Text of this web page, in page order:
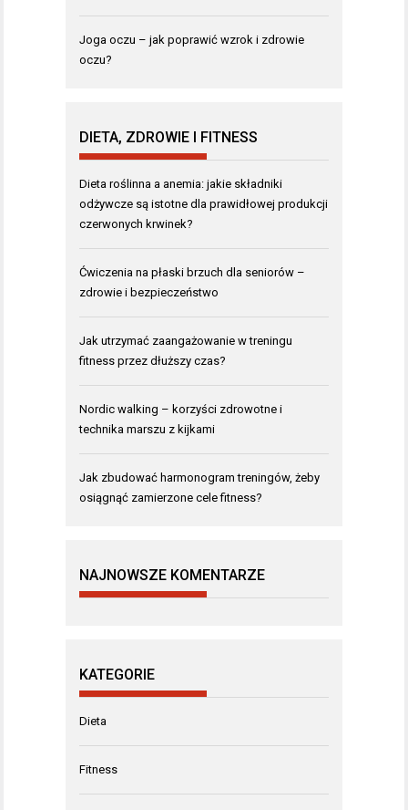
Joga oczu – jak poprawić wzrok i zdrowie
oczu?
DIETA, ZDROWIE I FITNESS
Dieta roślinna a anemia: jakie składniki
odżywcze są istotne dla prawidłowej produkcji
czerwonych krwinek?
Ćwiczenia na płaski brzuch dla seniorów –
zdrowie i bezpieczeństwo
Jak utrzymać zaangażowanie w treningu
fitness przez dłuższy czas?
Nordic walking – korzyści zdrowotne i
technika marszu z kijkami
Jak zbudować harmonogram treningów, żeby
osiągnąć zamierzone cele fitness?
NAJNOWSZE KOMENTARZE
KATEGORIE
Dieta
Fitness